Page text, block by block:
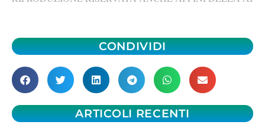
CONDIVIDI
ARTICOLI RECENTI